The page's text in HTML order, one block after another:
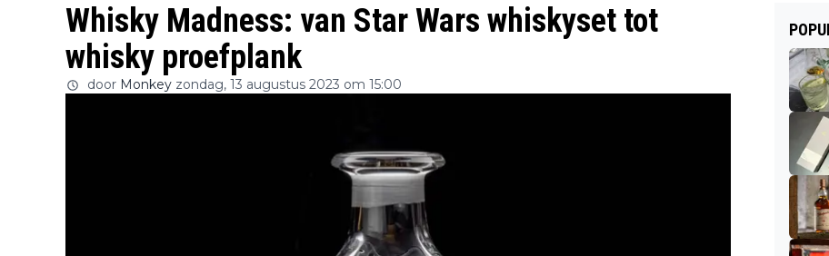
Whisky Madness: van Star Wars whiskyset tot
whisky proefplank
door Monkey zondag, 13 augustus 2023 om 15:00